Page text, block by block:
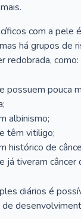
com a pele
há grupos de
redobrada, como:
possuem pouca
albinismo;
têm vitiligo;
histórico de
já tiveram câncer
diários é
de